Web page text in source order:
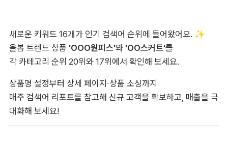
새로운 키워드 16개가 인기 검색어 순위에 들어왔어요. ✨
올봄 트렌드 상품 'OOO원피스'와 'OO스커트'를
각 카테고리 순위 20위와 17위에서 확인해 보세요.
상품명 설정부터 상세 페이지∙상품 소싱까지
매주 검색어 리포트를 참고해 신규 고객을 확보하고, 매출을 극
대화해 보세요!